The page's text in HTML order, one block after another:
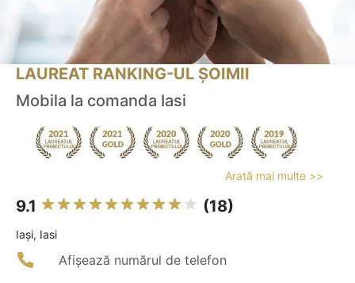
LAUREAT RANKING-UL ȘOIMII
Mobila la comanda Iasi
Arată mai multe >>
9.1 (18)
Iaşi, Iasi
Afișează numărul de telefon